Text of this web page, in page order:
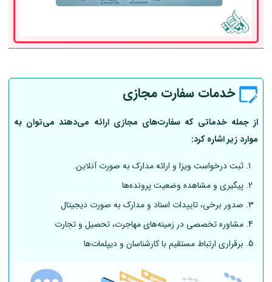
خدمات سفارت مجازی
از جمله خدماتی که سفارت‌های مجازی ارائه می‌دهند می‌توان به
موارد زیر اشاره کرد:
ثبت درخواست ویزا و ارائه مدارک به صورت آنلاین.
پیگیری و مشاهده وضعیت پرونده‌ها
صدور برخی، تاییدات اسناد و مدارک به صورت دیجیتال
مشاوره تخصصی در زمینه‌های مهاجرت، تحصیل و تجارت
برقراری ارتباط مستقیم با کارشناسان و دیپلمات‌ها